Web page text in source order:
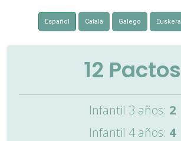
Español Català Galego Euskera
12 Pactos
Infantil 3 años: 2
Infantil 4 años: 4